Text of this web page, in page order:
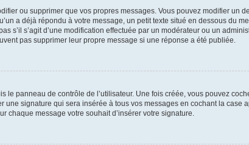
ou supprimer que vos propres messages. Vous pouvez modifier un
a déjà répondu à votre message, un petit texte situé en dessous du
s’il s’agit d’une modification effectuée par un modérateur ou un
pas supprimer leur propre message si une réponse a été publiée.
panneau de contrôle de l’utilisateur. Une fois créée, vous pouvez
signature qui sera insérée à tous vos messages en cochant la case
chaque message votre souhait d’insérer votre signature.